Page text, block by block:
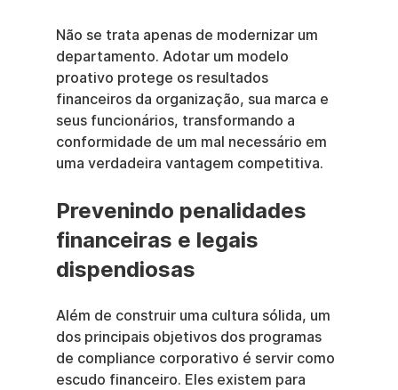
Não se trata apenas de modernizar um
departamento. Adotar um modelo
proativo protege os resultados
financeiros da organização, sua marca e
seus funcionários, transformando a
conformidade de um mal necessário em
uma verdadeira vantagem competitiva.
Prevenindo penalidades
financeiras e legais
dispendiosas
Além de construir uma cultura sólida, um
dos principais objetivos dos programas
de compliance corporativo é servir como
escudo financeiro. Eles existem para